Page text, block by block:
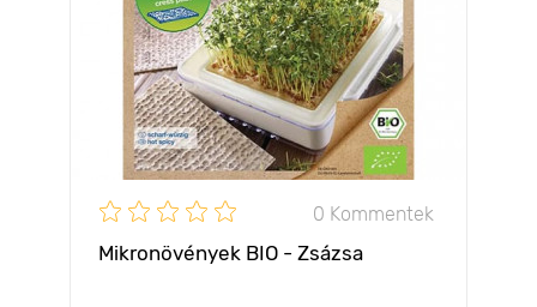
0 Kommentek
Mikronövények BIO - Zsázsa